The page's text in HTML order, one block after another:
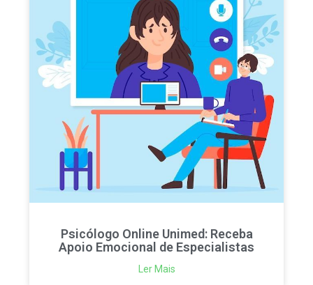
Psicólogo Online Unimed: Receba
Apoio Emocional de Especialistas
Ler Mais